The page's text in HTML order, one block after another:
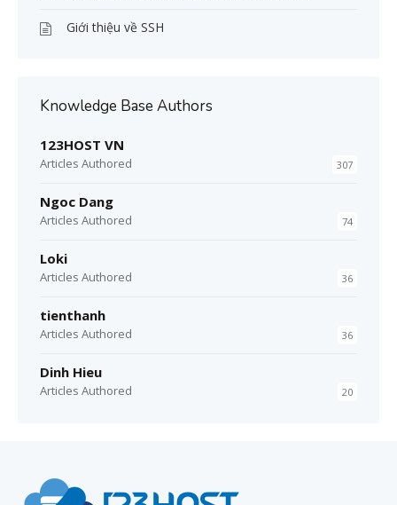
Giới thiệu về SSH
Knowledge Base Authors
123HOST VN
Articles Authored 307
Ngoc Dang
Articles Authored 74
Loki
Articles Authored 36
tienthanh
Articles Authored 36
Dinh Hieu
Articles Authored 20